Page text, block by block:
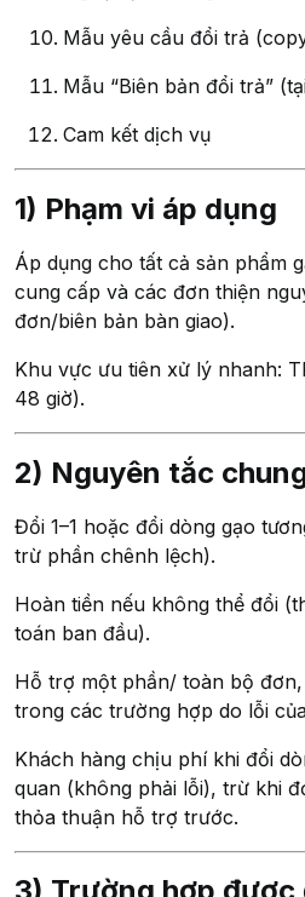
Mẫu yêu cầu đổi trả
Mẫu “Biên bản đổi trả”
Cam kết dịch vụ
1) Phạm vi áp dụng
Áp dụng cho tất cả sản phẩm
cung cấp và các đơn thiện
đơn/biên bản bàn giao).
Khu vực ưu tiên xử lý nhanh:
48 giờ).
2) Nguyên tắc
Đổi 1–1 hoặc đổi dòng gạo
trừ phần chênh lệch).
Hoàn tiền nếu không thể đổi
toán ban đầu).
Hỗ trợ một phần/ toàn bộ
trong các trường hợp do lỗi
Khách hàng chịu phí khi đổi
quan (không phải lỗi), trừ khi
thỏa thuận hỗ trợ trước.